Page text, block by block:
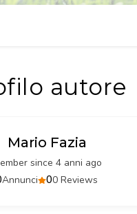
autore
Mario Fazia
since 4 anni ago
00 Reviews
Annunci